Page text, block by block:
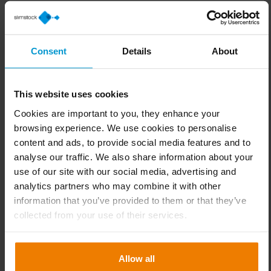
Consent Details About
This website uses cookies
Cookies are important to you, they enhance your
browsing experience. We use cookies to personalise
content and ads, to provide social media features and to
analyse our traffic. We also share information about your
use of our site with our social media, advertising and
analytics partners who may combine it with other
information that you’ve provided to them or that they’ve
collected from your use of their services.
Allow all
(bijvoorbeeld -20 °C voor diepvriesproducten versus
+4 °C voor verse producten).
Telematica- en volgsystemen die realtime
temperatuurgegevens en waarschuwingen leveren,
omleiden naar een nabijgelegen faciliteit).
Routeoptimalisatiesoftware om de reistijd te
minimaliseren en risico’s te vermijden.
4. Distributie en eindlevering
Een storing in de laatste schakel kan alle eerdere
inspanningen tenietdoen. Retailomgevingen zijn bijzonder
kwetsbaar, omdat de normen dichter bij de klant minder
streng kunnen zijn. Als yoghurt bijvoorbeeld tijdens het
bijvullen wordt laten staan of als een vrieskist overvol en
slecht geventileerd is, kan de temperatuur stijgen,